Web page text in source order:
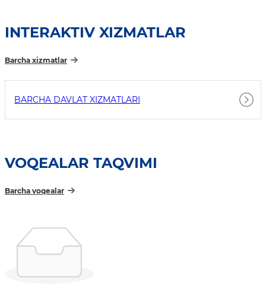
INTERAKTIV XIZMATLAR
Barcha xizmatlar
BARCHA DAVLAT XIZMATLARI
VOQEALAR TAQVIMI
Barcha voqealar